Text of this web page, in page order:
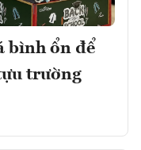
bình ổn để
trường